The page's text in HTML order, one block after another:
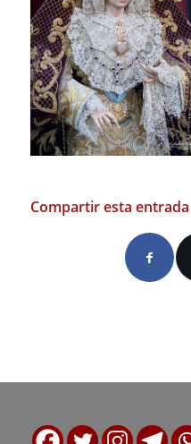
Compartir esta entrada